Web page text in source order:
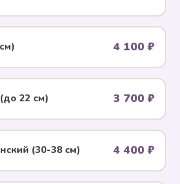
4 100 ₽
22 см) 3 700 ₽
(30-38 см) 4 400 ₽